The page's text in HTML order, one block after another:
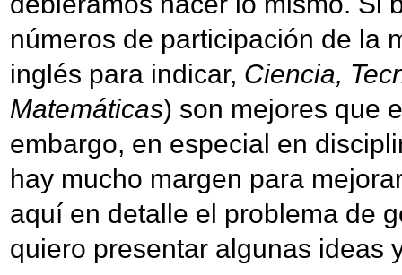
números de participación de la
inglés para indicar, Ciencia,
Matemáticas) son mejores que
embargo, en especial en
hay mucho margen para
aquí en detalle el problema de
quiero presentar algunas ideas